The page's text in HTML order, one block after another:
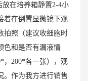
在培养箱静置2-4小
着在倒置显微镜下观
拍照（建议收细胞时
色和是否有漏液情
，200*各一张），观
。作为我方进行销售